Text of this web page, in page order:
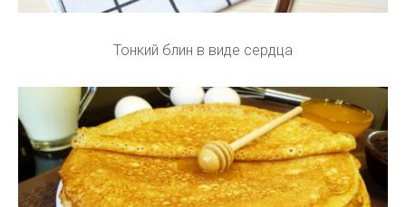
Тонкий блин в виде сердца